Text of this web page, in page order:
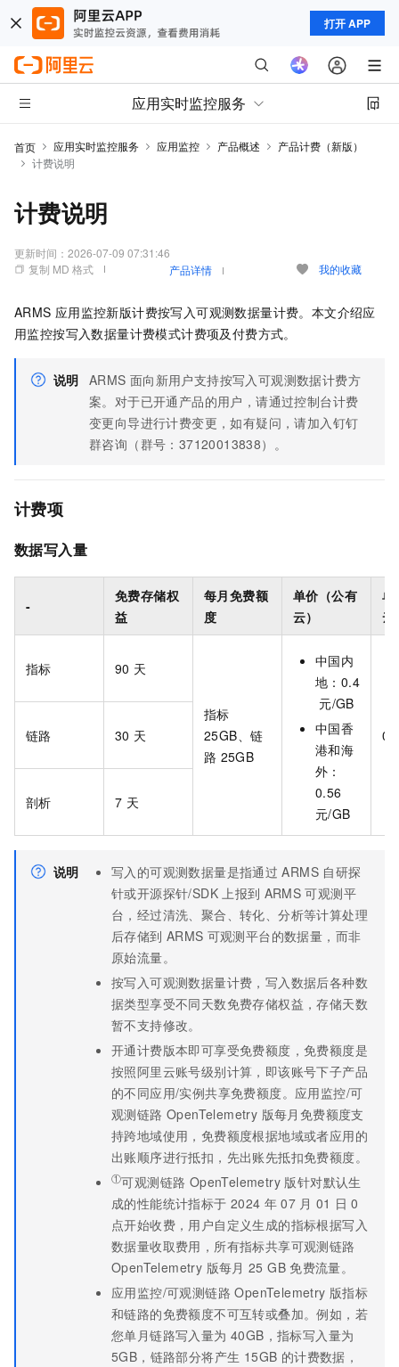
打开 APP
应用实时监控服务
首页 应用实时监控服务 应用监控 产品概述
产品计费（新版）
计费说明
计费说明
更新时间： 2026-07-09 07:31:46
复制 MD 格式
产品详情 我的收藏
ARMS 应用监控新版计费按写入可观测数据量计费。本文介绍应
用监控按写入数据量计费模式计费项及付费方式。
说明 ARMS 面向新用户支持按写入可观测数据计费方
案。对于已开通产品的用户，请通过控制台计费
变更向导进行计费变更，如有疑问，请加入钉钉
群咨询（群号： 37120013838）。
计费项
数据写入量
-
免费存储权
益
每月免费额
度
单价（公有
云）
单
云
指标 90 天
指标
25GB、链
路 25GB
中国内
地：0.4
元/GB
中国香
港和海
外：
0.56
元/GB
链路 30 天
剖析 7 天
说明 写入的可观测数据量是指通过 ARMS 自研探
针或开源探针/SDK 上报到 ARMS 可观测平
台，经过清洗、聚合、转化、分析等计算处理
后存储到 ARMS 可观测平台的数据量，而非
原始流量。
按写入可观测数据量计费，写入数据后各种数
据类型享受不同天数免费存储权益，存储天数
暂不支持修改。
开通计费版本即可享受免费额度，免费额度是
按照阿里云账号级别计算，即该账号下子产品
的不同应用/实例共享免费额度。应用监控/可
观测链路 OpenTelemetry 版每月免费额度支
持跨地域使用，免费额度根据地域或者应用的
出账顺序进行抵扣，先出账先抵扣免费额度。
①可观测链路 OpenTelemetry 版针对默认生
成的性能统计指标于 2024 年 07 月 01 日 0
点开始收费，用户自定义生成的指标根据写入
数据量收取费用，所有指标共享可观测链路
OpenTelemetry 版每月 25 GB 免费流量。
应用监控/可观测链路 OpenTelemetry 版指标
和链路的免费额度不可互转或叠加。例如，若
您单月链路写入量为 40GB，指标写入量为
5GB，链路部分将产生 15GB 的计费数据，